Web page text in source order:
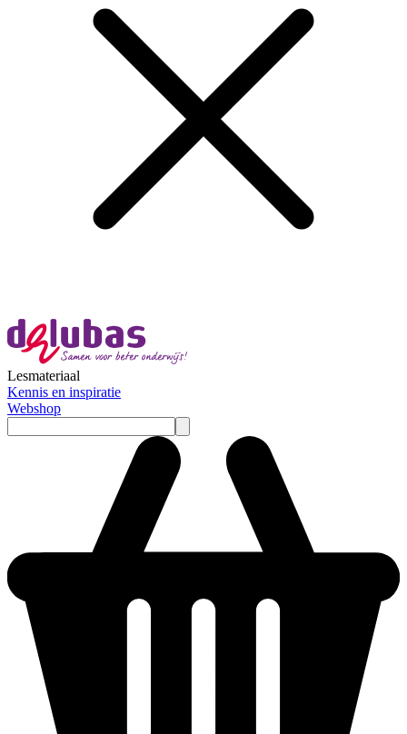
Lesmateriaal
Kennis en inspiratie
Webshop